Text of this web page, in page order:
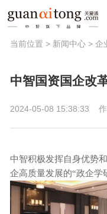
当前位置 > 新闻中心 > 企
中智国资国企改
2024-05-08 15:38:33
中智积极发挥自身优势
企高质量发展的“政企学